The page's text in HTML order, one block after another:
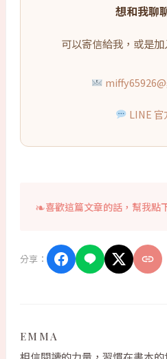
想和我聊
可以寄信給我，或是加
LINE 官
喜歡這篇文章的話，幫我點
分享：
EMMA